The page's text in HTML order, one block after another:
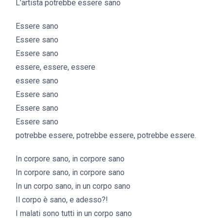
L’artista potrebbe essere sano
Essere sano
Essere sano
Essere sano
essere, essere, essere
essere sano
Essere sano
Essere sano
Essere sano
potrebbe essere, potrebbe essere, potrebbe essere.
In corpore sano, in corpore sano
In corpore sano, in corpore sano
In un corpo sano, in un corpo sano
Il corpo è sano, e adesso?!
I malati sono tutti in un corpo sano